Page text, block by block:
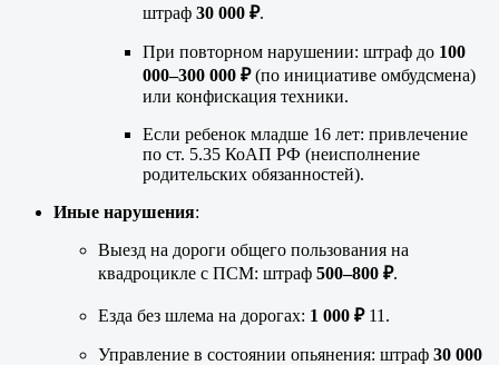
штраф 30 000 ₽.
При повторном нарушении: штраф до 100
000–300 000 ₽(по инициативе омбудсмена)
или конфискация техники.
Если ребенок младше 16 лет: привлечение
по ст. 5.35 КоАП РФ (неисполнение
родительских обязанностей).
Иные нарушения:
Выезд на дороги общего пользования на
квадроцикле с ПСМ: штраф 500–800 ₽.
Езда без шлема на дорогах: 1 000 ₽ 11 .
Управление в состоянии опьянения: штраф 30 000